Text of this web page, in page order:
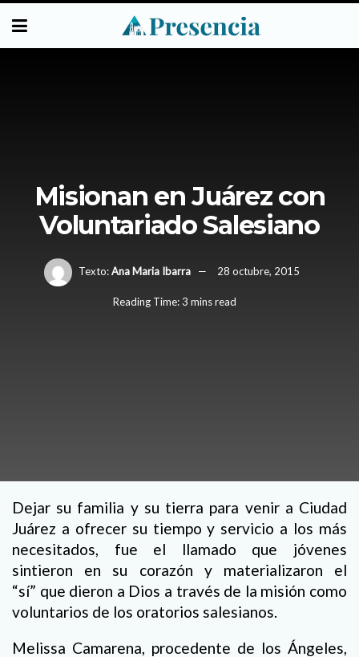
Misionan en Juárez con
Voluntariado Salesiano
Texto:Ana Maria Ibarra 28 octubre, 2015
Reading Time: 3 mins read
Dejar su familia y su tierra para venir a Ciudad
Juárez a ofrecer su tiempo y servicio a los más
necesitados, fue el llamado que jóvenes
sintieron en su corazón y materializaron el
“sí” que dieron a Dios a través de la misión como
voluntarios de los oratorios salesianos.
Melissa Camarena, procedente de los Ángeles,